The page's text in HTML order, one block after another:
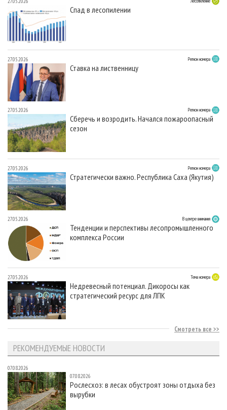
Спад в лесопилении
27.05.2026 Регион номера
Ставка на лиственницу
27.05.2026 Регион номера
Сберечь и возродить. Начался пожароопасный
сезон
27.05.2026 Регион номера
Стратегически важно. Республика Саха (Якутия)
27.05.2026 В центре внимания
Тенденции и перспективы лесопромышленного
комплекса России
27.05.2026 Тема номера
Недревесный потенциал. Дикоросы как
стратегический ресурс для ЛПК
Смотреть все
РЕКОМЕНДУЕМЫЕ НОВОСТИ
07.08.2026
07.08.2026
Рослесхоз: в лесах обустроят зоны отдыха без
вырубки